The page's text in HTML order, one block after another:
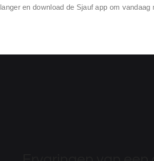
langer en download de Sjauf app om